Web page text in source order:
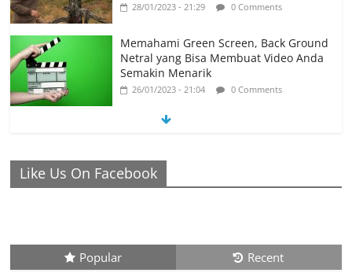
28/01/2023 - 21:29 0 Comments
Memahami Green Screen, Back Ground
Netral yang Bisa Membuat Video Anda
Semakin Menarik
26/01/2023 - 21:04 0 Comments
Ronaldo Istiqomah di Al Nassr, Bersiap di Laga Piala
Super Arab, Messi Diprediksi Pecahkan Rekor Cetak Gol
26/01/2023 - 16:28 0 Comments
Dapat Jutaan Rupiah Per Bulan Dari
Foto Handphone
04/08/2023 - 09:26 0 Comments
Like Us On Facebook
Popular Recent